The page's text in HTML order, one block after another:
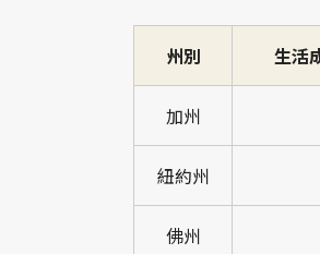
州別 生活
加州
紐約州
佛州